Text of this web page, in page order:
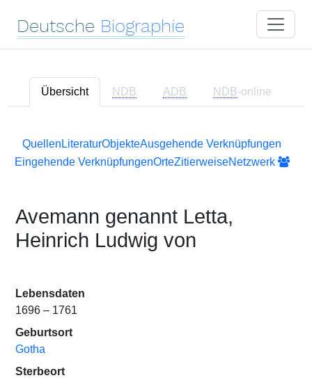
Deutsche Biographie
Übersicht NDB ADB NDB-online
Quellen LiteraturObjekteAusgehende Verknüpfungen
Eingehende VerknüpfungenOrteZitierweiseNetzwerk
Avemann genannt Letta,
Heinrich Ludwig von
Lebensdaten
1696 – 1761
Geburtsort
Gotha
Sterbeort